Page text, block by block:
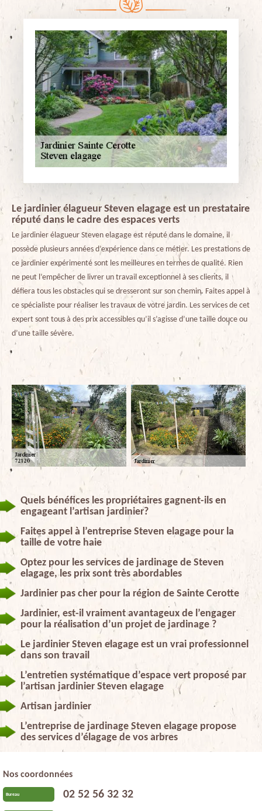
Le jardinier élagueur Steven elagage est un prestataire
réputé dans le cadre des espaces verts
Le jardinier élagueur Steven elagage est réputé dans le domaine, il
possède plusieurs années d’expérience dans ce métier. Les prestations de
ce jardinier expérimenté sont les meilleures en termes de qualité. Rien
ne peut l’empêcher de livrer un travail exceptionnel à ses clients, il
défiera tous les obstacles qui se dresseront sur son chemin. Faites appel à
ce spécialiste pour réaliser les travaux de votre jardin. Les services de cet
expert sont tous à des prix accessibles qu’il s’agisse d’une taille douce ou
d’une taille sévère.
Quels bénéfices les propriétaires gagnent-ils en
engageant l’artisan jardinier?
Faites appel à l’entreprise Steven elagage pour la
taille de votre haie
Optez pour les services de jardinage de Steven
elagage, les prix sont très abordables
Jardinier pas cher pour la région de Sainte Cerotte
Jardinier, est-il vraiment avantageux de l’engager
pour la réalisation d’un projet de jardinage ?
Le jardinier Steven elagage est un vrai professionnel
dans son travail
L’entretien systématique d’espace vert proposé par
l’artisan jardinier Steven elagage
Artisan jardinier
L’entreprise de jardinage Steven elagage propose
des services d’élagage de vos arbres
Nos coordonnées
Bureau 02 52 56 32 32